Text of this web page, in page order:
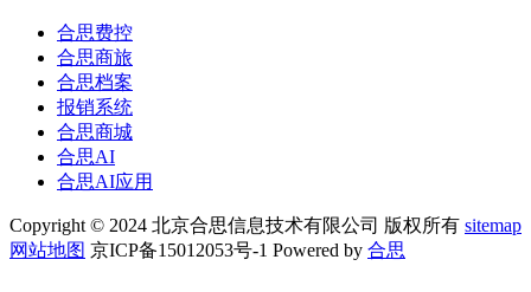
合思费控
合思商旅
合思档案
报销系统
合思商城
合思AI
合思AI应用
Copyright © 2024 北京合思信息技术有限公司 版权所有 sitemap
网站地图 京ICP备15012053号-1 Powered by 合思